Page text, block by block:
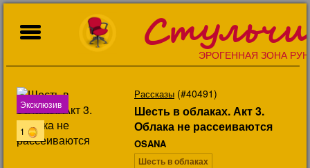
ЭРОГЕННАЯ ЗОНА
Эксклюзив
1
Рассказы (#40491)
Шесть в облаках. Акт 3.
Облака не рассеиваются
OSANA
Шесть в облаках